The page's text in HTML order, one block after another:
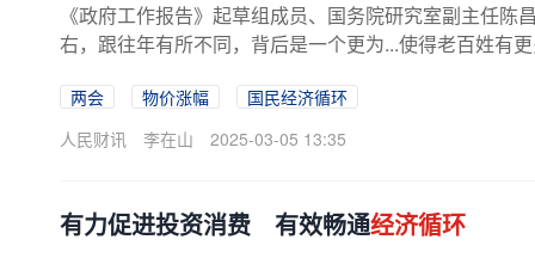
《政府工作报告》起草组成员、国务院研究室副主任
右，跟往年有所不同，背后是一个更为...使得老百姓有
两会 物价涨幅
国民经济循环
人民财讯
李在山 2025-03-05 13:35
有力促进投资消费 有效畅通经济循环